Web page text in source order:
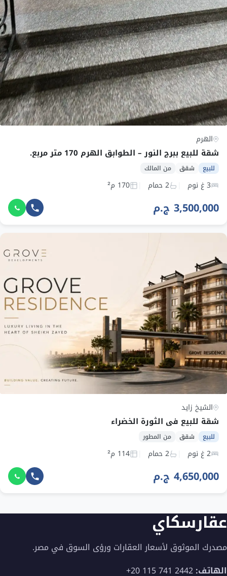
الهرم
​شقة للبيع ببرج النور – الطوابق الهرم 170 متر مربع.
للبيع شقق من المالك
3 غ نوم 2 حمام 170 م²
3,500,000 ج.م
الشيخ زايد
شقة للبيع في الثورة الخضراء
للبيع شقق من المطور
2 غ نوم 2 حمام 114 م²
4,650,000 ج.م
عقارسكاي
مصدرك الموثوق لأسعار العقارات ورؤى السوق في مصر.
الهاتف:+20 115 741 2442